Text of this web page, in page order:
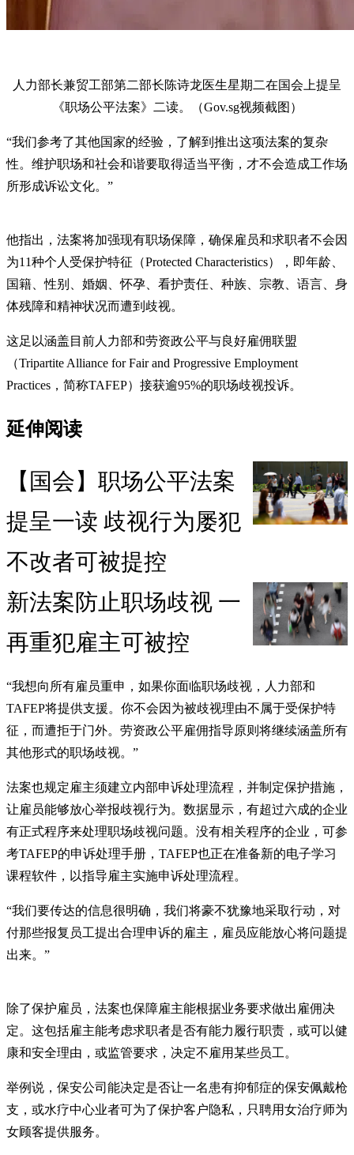
人力部长兼贸工部第二部长陈诗龙医生星期二在国会上提呈
《职场公平法案》二读。（Gov.sg视频截图）
“我们参考了其他国家的经验，了解到推出这项法案的复杂
性。维护职场和社会和谐要取得适当平衡，才不会造成工作场
所形成诉讼文化。”
他指出，法案将加强现有职场保障，确保雇员和求职者不会因
为11种个人受保护特征（Protected Characteristics），即年龄、
国籍、性别、婚姻、怀孕、看护责任、种族、宗教、语言、身
体残障和精神状况而遭到歧视。
这足以涵盖目前人力部和劳资政公平与良好雇佣联盟
（Tripartite Alliance for Fair and Progressive Employment
Practices，简称TAFEP）接获逾95%的职场歧视投诉。
延伸阅读
【国会】职场公平法案
提呈一读 歧视行为屡犯
不改者可被提控
新法案防止职场歧视 一
再重犯雇主可被控
“我想向所有雇员重申，如果你面临职场歧视，人力部和
TAFEP将提供支援。你不会因为被歧视理由不属于受保护特
征，而遭拒于门外。劳资政公平雇佣指导原则将继续涵盖所有
其他形式的职场歧视。”
法案也规定雇主须建立内部申诉处理流程，并制定保护措施，
让雇员能够放心举报歧视行为。数据显示，有超过六成的企业
有正式程序来处理职场歧视问题。没有相关程序的企业，可参
考TAFEP的申诉处理手册，TAFEP也正在准备新的电子学习
课程软件，以指导雇主实施申诉处理流程。
“我们要传达的信息很明确，我们将豪不犹豫地采取行动，对
付那些报复员工提出合理申诉的雇主，雇员应能放心将问题提
出来。”
除了保护雇员，法案也保障雇主能根据业务要求做出雇佣决
定。这包括雇主能考虑求职者是否有能力履行职责，或可以健
康和安全理由，或监管要求，决定不雇用某些员工。
举例说，保安公司能决定是否让一名患有抑郁症的保安佩戴枪
支，或水疗中心业者可为了保护客户隐私，只聘用女治疗师为
女顾客提供服务。